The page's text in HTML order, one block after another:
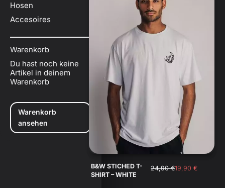
Hosen
Accesoires
Warenkorb
Du hast noch keine
Artikel in deinem
Warenkorb
Warenkorb
ansehen
B&W STICHED T-
SHIRT – WHITE
24,90€19,90€